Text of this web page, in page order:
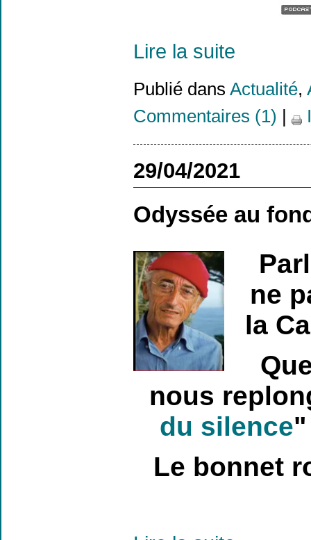
Lire la suite
Publié dans Actualité,
Commentaires (1)
29/04/2021
Odyssée au
ne
la
nous
du silence"
Le bonnet